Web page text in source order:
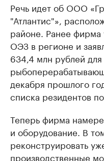
Речь идет об ООО
"Атлантис"»,
районе. Ранее фирма
ОЭЗ в регионе и
634,4 млн рублей для
декабря прошлого
списка резидентов
Теперь фирма
и оборудование. В
реконструировать
производственные